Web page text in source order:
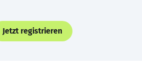
Jetzt registrieren